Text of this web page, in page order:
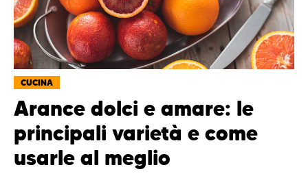
CUCINA
Arance dolci e amare: le
principali varietà e come
usarle al meglio